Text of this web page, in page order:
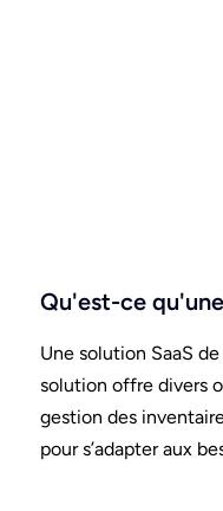
Qu'est-ce
Une solution SaaS
solution offre divers
gestion des
pour s’adapter aux